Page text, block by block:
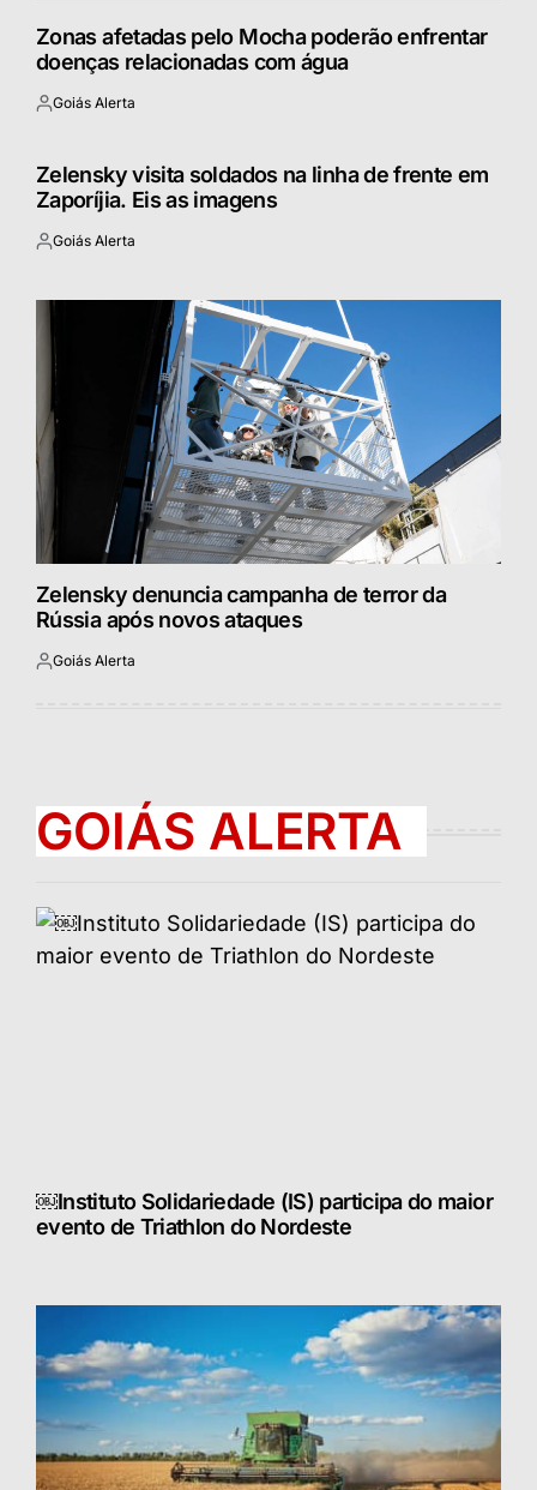
Zonas afetadas pelo Mocha poderão enfrentar
doenças relacionadas com água
Postado
Goiás Alerta
Zelensky visita soldados na linha de frente em
Zaporíjia. Eis as imagens
Postado
Goiás Alerta
Zelensky denuncia campanha de terror da
Rússia após novos ataques
Postado
Goiás Alerta
GOIÁS ALERTA
￼Instituto Solidariedade (IS) participa do maior
evento de Triathlon do Nordeste